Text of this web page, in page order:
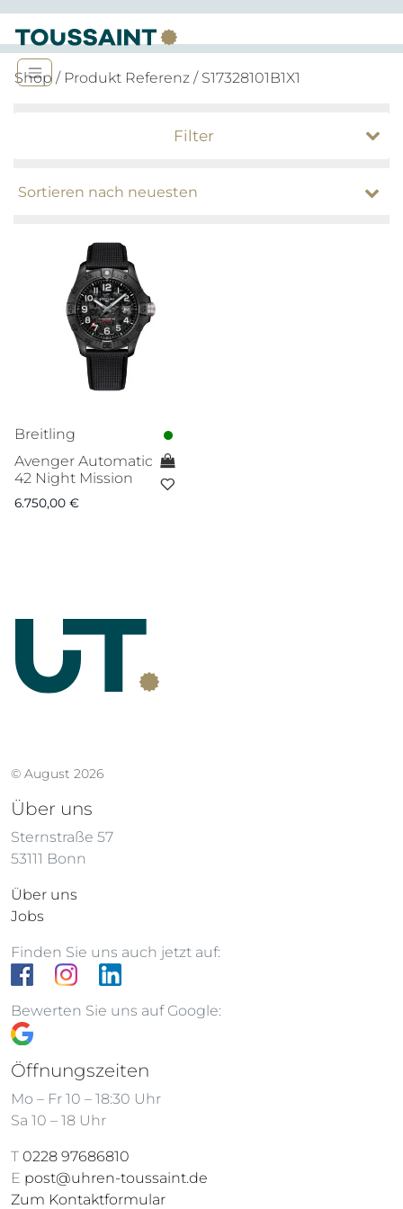
Shop / Produkt Referenz / S17328101B1X1
Filter
Breitling
Avenger Automatic
42 Night Mission
6.750,00 €
© August 2026
Über uns
Sternstraße 57
53111 Bonn
Über uns
Jobs
Finden Sie uns auch jetzt auf:
Bewerten Sie uns auf Google:
Öffnungszeiten
Mo – Fr 10 – 18:30 Uhr
Sa 10 – 18 Uhr
T 0228 97686810
E post@uhren-toussaint.de
Zum Kontaktformular